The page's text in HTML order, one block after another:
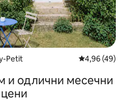
Petit Просечна
4,96 (49)
и одлични месечни
цени